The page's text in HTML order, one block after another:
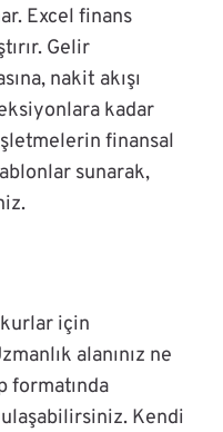
Excel finans
Gelir
nakit akışı
kadar
finansal
sunarak,
için
alanınız ne
formatında
Kendi